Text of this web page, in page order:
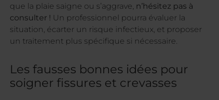
que la plaie saigne ou s’aggrave, n’hésitez pas à
consulter ! Un professionnel pourra évaluer la
situation, écarter un risque infectieux, et proposer
un traitement plus spécifique si nécessaire.
Les fausses bonnes idées pour
soigner fissures et crevasses